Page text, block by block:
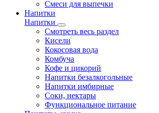
Смеси для выпечки
Напитки
Напитки
Смотреть весь раздел
Кисели
Кокосовая вода
Комбуча
Кофе и цикорий
Напитки безалкогольные
Напитки имбирные
Соки, нектары
Функциональное питание